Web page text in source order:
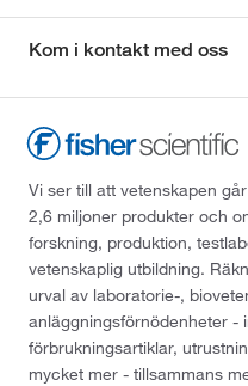
Kom i kontakt med oss
Vi ser till att vetenskapen
2,6 miljoner produkter och
forskning, produktion,
vetenskaplig utbildning.
urval av laboratorie-,
anläggningsförnödenheter -
förbrukningsartiklar,
mycket mer - tillsammans